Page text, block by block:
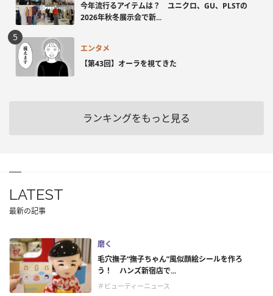
今年流行るアイテムは？ ユニクロ、GU、PLSTの
2026年秋冬展示会で新...
エンタメ
【第43回】オーラを視てきた
ランキングをもっと見る
LATEST
最新の記事
磨く
毛穴撫子“撫子ちゃん”風似顔絵シールを作ろ
う！ ハンズ新宿店で...
＃ビューティーニュース